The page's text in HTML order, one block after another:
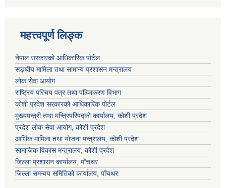
महत्त्वपूर्ण लिङ्क
नेपाल सरकारको आधिकारिक पोर्टल
सङ्‍घीय मामिला तथा सामान्य प्रशासन मन्त्रालय
लोक सेवा आयोग
राष्ट्रिय परिचय पत्र तथा पञ्जिकरण विभाग
कोशी प्रदेश सरकारको आधिकारिक पोर्टल
मुख्यमन्त्री तथा मन्त्रिपरिषद्को कार्यालय, कोशी प्रदेश
प्रदेश लोक सेवा आयोग, कोशी प्रदेश
आर्थिक मामिला तथा योजना मन्त्रालय, कोशी प्रदेश
सामाजिक विकास मन्त्रालय, कोशी प्रदेश
जिल्ला प्रशासन कार्यालय, पाँचथर
जिल्ला समन्वय समितिको कार्यालय, पाँचथर